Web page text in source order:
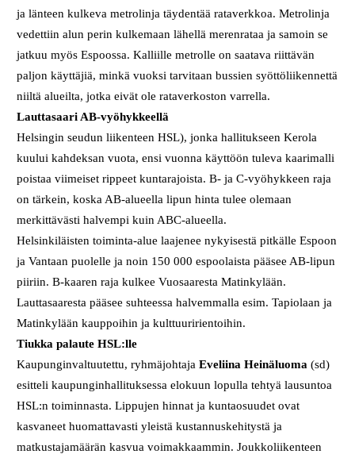
ja länteen kulkeva metrolinja täydentää rataverkkoa. Metrolinja
vedettiin alun perin kulkemaan lähellä merenrataa ja samoin se
jatkuu myös Espoossa. Kalliille metrolle on saatava riittävän
paljon käyttäjiä, minkä vuoksi tarvitaan bussien syöttöliikennettä
niiltä alueilta, jotka eivät ole rataverkoston varrella.
Lauttasaari AB-vyöhykkeellä
Helsingin seudun liikenteen HSL), jonka hallitukseen Kerola
kuului kahdeksan vuota, ensi vuonna käyttöön tuleva kaarimalli
poistaa viimeiset rippeet kuntarajoista. B- ja C-vyöhykkeen raja
on tärkein, koska AB-alueella lipun hinta tulee olemaan
merkittävästi halvempi kuin ABC-alueella.
Helsinkiläisten toiminta-alue laajenee nykyisestä pitkälle Espoon
ja Vantaan puolelle ja noin 150 000 espoolaista pääsee AB-lipun
piiriin. B-kaaren raja kulkee Vuosaaresta Matinkylään.
Lauttasaaresta pääsee suhteessa halvemmalla esim. Tapiolaan ja
Matinkylään kauppoihin ja kulttuuririentoihin.
Tiukka palaute HSL:lle
Kaupunginvaltuutettu, ryhmäjohtajaEveliina Heinäluoma (sd)
esitteli kaupunginhallituksessa elokuun lopulla tehtyä lausuntoa
HSL:n toiminnasta. Lippujen hinnat ja kuntaosuudet ovat
kasvaneet huomattavasti yleistä kustannuskehitystä ja
matkustajamäärän kasvua voimakkaammin. Joukkoliikenteen